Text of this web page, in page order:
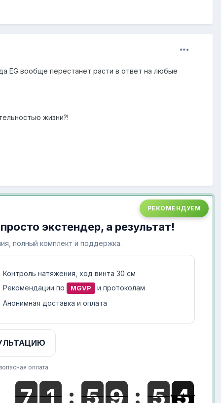
EG вообще перестанет расти в ответ на любые
жизни?!
РЕКОМЕНДУЕМ
экстендер, а результат!
полный комплект и поддержка.
Контроль натяжения, ход винта 30 см
Рекомендации по MGVP
и протоколам
Анонимная доставка и оплата
оплата